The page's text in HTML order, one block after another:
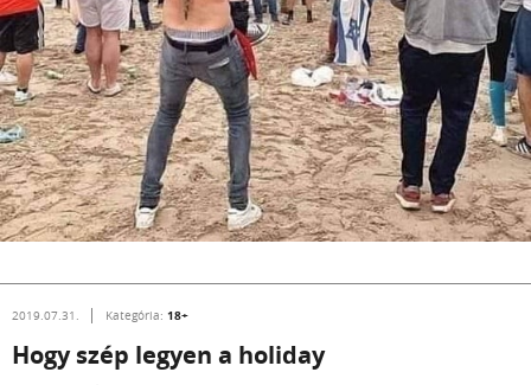
2019.07.31. Kategória: 18+
Hogy szép legyen a holiday